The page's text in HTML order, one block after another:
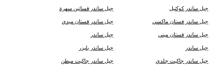
جيل ساندر كوكتيل جيل ساندر فساتين سهرة
جيل ساندر فستان ماكسي جيل ساندر فستان ميدي
جيل ساندر فستان ميني جيل ساندر
جيل ساندر جيل ساندر بليزر
جيل ساندر جاكيت جلدي جيل ساندر جاكيت مبطن